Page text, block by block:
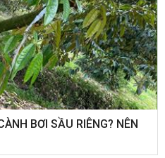
BƠI SẦU RIÊNG? NÊN